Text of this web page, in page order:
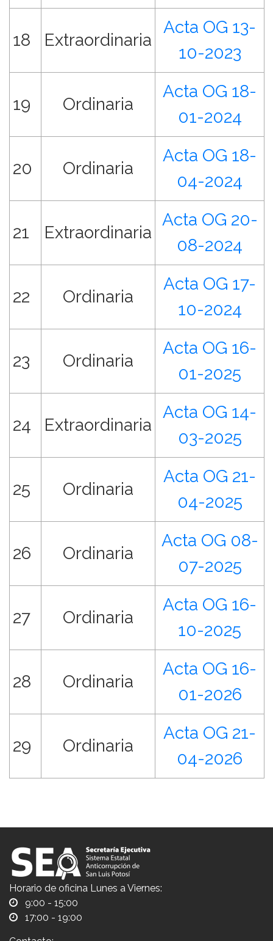
18 Extraordinaria
Acta OG 13-
10-2023
19 Ordinaria
Acta OG 18-
01-2024
20 Ordinaria
Acta OG 18-
04-2024
21 Extraordinaria
Acta OG 20-
08-2024
22 Ordinaria
Acta OG 17-
10-2024
23 Ordinaria
Acta OG 16-
01-2025
24 Extraordinaria
Acta OG 14-
03-2025
25 Ordinaria
Acta OG 21-
04-2025
26 Ordinaria
Acta OG 08-
07-2025
27 Ordinaria
Acta OG 16-
10-2025
28 Ordinaria
Acta OG 16-
01-2026
29 Ordinaria
Acta OG 21-
04-2026
Horario de oficina Lunes a Viernes:
9:00 - 15:00
17:00 - 19:00